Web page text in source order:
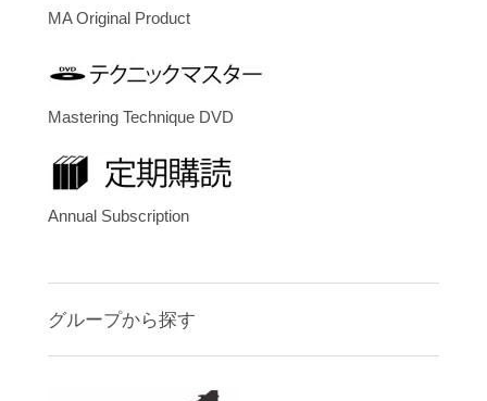
MA Original Product
Mastering Technique DVD
Annual Subscription
グループから探す